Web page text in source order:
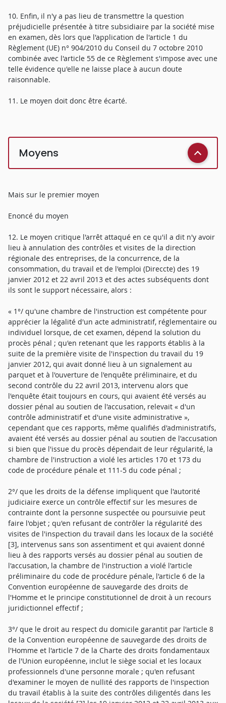
10. Enfin, il n'y a pas lieu de transmettre la question
préjudicielle présentée à titre subsidiaire par la société mise
en examen, dès lors que l'application de l'article 1 du
Règlement (UE) n° 904/2010 du Conseil du 7 octobre 2010
combinée avec l'article 55 de ce Règlement s'impose avec une
telle évidence qu'elle ne laisse place à aucun doute
raisonnable.
11. Le moyen doit donc être écarté.
Moyens
Mais sur le premier moyen
Enoncé du moyen
12. Le moyen critique l'arrêt attaqué en ce qu'il a dit n'y avoir
lieu à annulation des contrôles et visites de la direction
régionale des entreprises, de la concurrence, de la
consommation, du travail et de l'emploi (Direccte) des 19
janvier 2012 et 22 avril 2013 et des actes subséquents dont
ils sont le support nécessaire, alors :
« 1°/ qu'une chambre de l'instruction est compétente pour
apprécier la légalité d'un acte administratif, réglementaire ou
individuel lorsque, de cet examen, dépend la solution du
procès pénal ; qu'en retenant que les rapports établis à la
suite de la première visite de l'inspection du travail du 19
janvier 2012, qui avait donné lieu à un signalement au
parquet et à l'ouverture de l'enquête préliminaire, et du
second contrôle du 22 avril 2013, intervenu alors que
l'enquête était toujours en cours, qui avaient été versés au
dossier pénal au soutien de l'accusation, relevait « d'un
contrôle administratif et d'une visite administrative »,
cependant que ces rapports, même qualifiés d'administratifs,
avaient été versés au dossier pénal au soutien de l'accusation
si bien que l'issue du procès dépendait de leur régularité, la
chambre de l'instruction a violé les articles 170 et 173 du
code de procédure pénale et 111-5 du code pénal ;
2°/ que les droits de la défense impliquent que l'autorité
judiciaire exerce un contrôle effectif sur les mesures de
contrainte dont la personne suspectée ou poursuivie peut
faire l'objet ; qu'en refusant de contrôler la régularité des
visites de l'inspection du travail dans les locaux de la société
[3], intervenus sans son assentiment et qui avaient donné
lieu à des rapports versés au dossier pénal au soutien de
l'accusation, la chambre de l'instruction a violé l'article
préliminaire du code de procédure pénale, l'article 6 de la
Convention européenne de sauvegarde des droits de
l'Homme et le principe constitutionnel de droit à un recours
juridictionnel effectif ;
3°/ que le droit au respect du domicile garantit par l'article 8
de la Convention européenne de sauvegarde des droits de
l'Homme et l'article 7 de la Charte des droits fondamentaux
de l'Union européenne, inclut le siège social et les locaux
professionnels d'une personne morale ; qu'en refusant
d'examiner le moyen de nullité des rapports de l'inspection
du travail établis à la suite des contrôles diligentés dans les